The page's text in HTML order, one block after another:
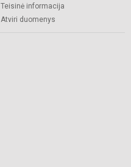
Teisinė informacija
Atviri duomenys